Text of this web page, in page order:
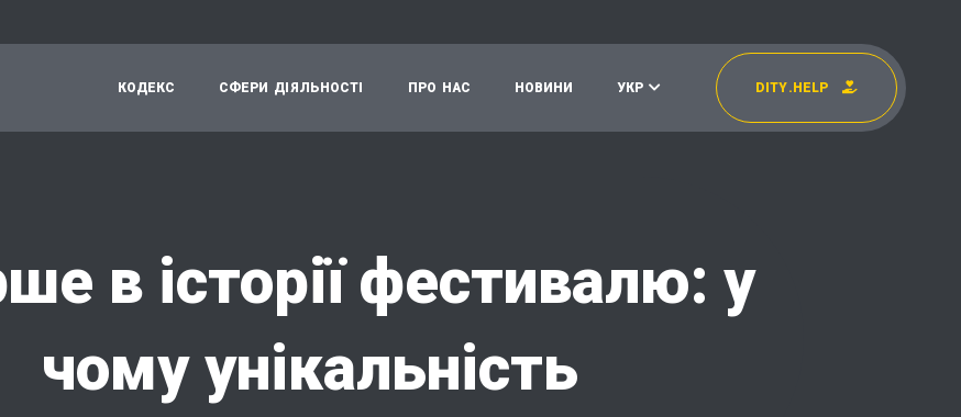
D TY. H E L P
КОД Е КС СФ Е Р И Д Я Л Ь Н ОСТ П РО Н АС Н О В И Н И У К Р
в історії фестивалю: у
чому унікальність